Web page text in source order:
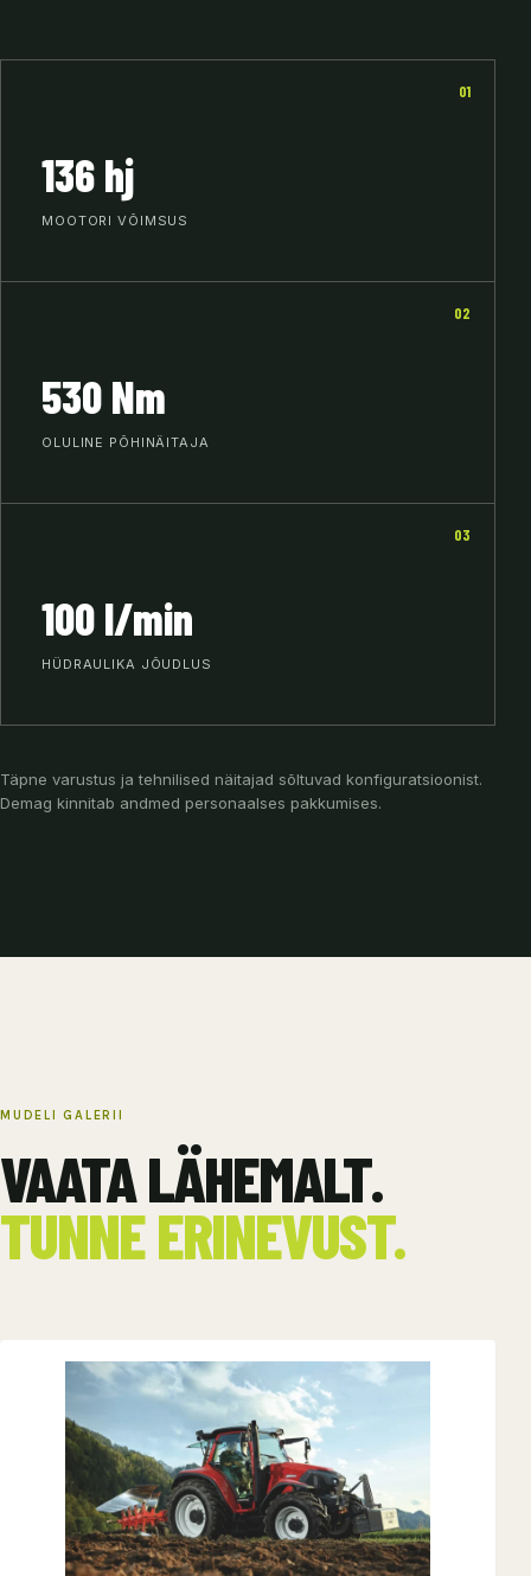
01
136 hj
MOOTORI VÕIMSUS
02
530 Nm
OLULINE PÕHINÄITAJA
03
100 l/min
HÜDRAULIKA JÕUDLUS
Täpne varustus ja tehnilised näitajad sõltuvad konfiguratsioonist.
Demag kinnitab andmed personaalses pakkumises.
MUDELI GALERII
VAATA LÄHEMALT.
TUNNE ERINEVUST.